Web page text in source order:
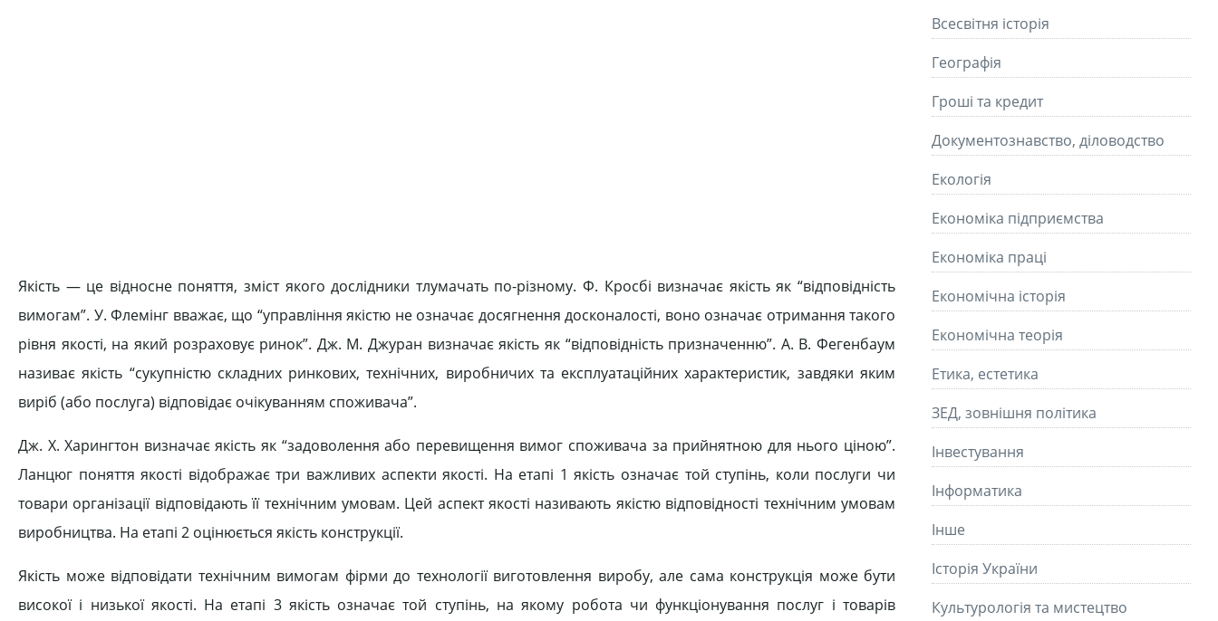
Якість — це відносне поняття, зміст якого дослідники тлумачать по-різному. Ф. Кросбі визначає якість як “відповідність
вимогам”. У. Флемінг вважає, що “управління якістю не означає досягнення досконалості, воно означає отримання такого
рівня якості, на який розраховує ринок”. Дж. М. Джуран визначає якість як “відповідність призначенню”. А. В. Фегенбаум
називає якість “сукупністю складних ринкових, технічних, виробничих та експлуатаційних характеристик, завдяки яким
виріб (або послуга) відповідає очікуванням споживача”.
Дж. Х. Харингтон визначає якість як “задоволення або перевищення вимог споживача за прийнятною для нього ціною”.
Ланцюг поняття якості відображає три важливих аспекти якості. На етапі 1 якість означає той ступінь, коли послуги чи
товари організації відповідають її технічним умовам. Цей аспект якості називають якістю відповідності технічним умовам
виробництва. На етапі 2 оцінюється якість конструкції.
Якість може відповідати технічним вимогам фірми до технології виготовлення виробу, але сама конструкція може бути
високої і низької якості. На етапі 3 якість означає той ступінь, на якому робота чи функціонування послуг і товарів
Всесвітня історія
Географія
Гроші та кредит
Документознавство, діловодство
Екологія
Економіка підприємства
Економіка праці
Економічна історія
Економічна теорія
Етика, естетика
ЗЕД, зовнішня політика
Інвестування
Інформатика
Інше
Історія України
Культурологія та мистецтво